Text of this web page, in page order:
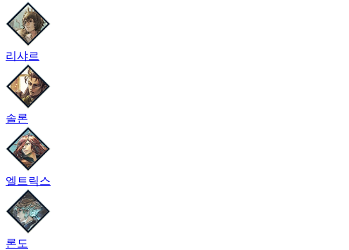
리샤르
솔론
엘트릭스
론도